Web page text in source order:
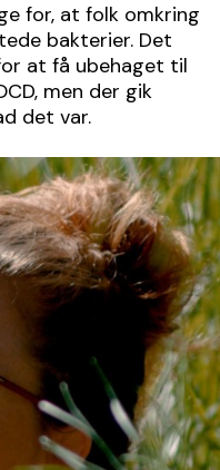
for, at folk omkring
bakterier. Det
at få ubehaget til
men der gik
det var.